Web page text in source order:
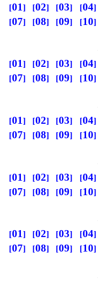
01 02 03 04
07
08 09 10
01 02 03 04
07
08 09 10
01 02 03 04
07
08 09 10
01 02 03 04
07
08 09 10
01 02 03 04
07
08 09 10